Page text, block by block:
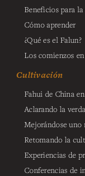
Beneficios para la
Cómo aprender
¿Qué es el Falun?
Los comienzos
Cultivación
Fahui de China
Aclarando la
Mejorándose uno
Retomando la
Experiencias de
Conferencias de